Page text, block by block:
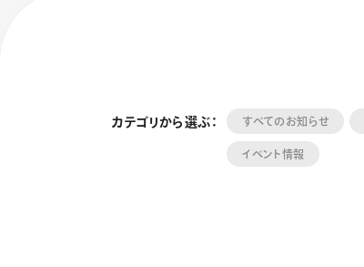
カテゴリから選ぶ： すべてのお知らせ
イベント情報